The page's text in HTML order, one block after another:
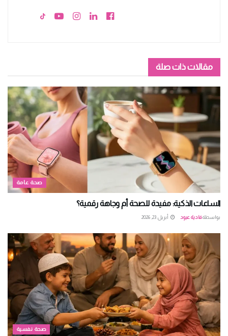
مقالات ذات صلة
صحة عامة
الساعات الذكية: مفيدة للصحة أم وجاهة رقمية؟
بواسطةفادية عبود أبريل 23, 2026
صحة نفسية